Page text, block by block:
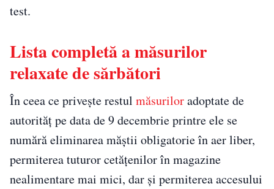
test.
Lista completă a măsurilor
relaxate de sărbători
În ceea ce privește restul măsuriloradoptate de
autorităț pe data de 9 decembrie printre ele se
numără eliminarea măștii obligatorie în aer liber,
permiterea tuturor cetățenilor în magazine
nealimentare mai mici, dar și permiterea accesului